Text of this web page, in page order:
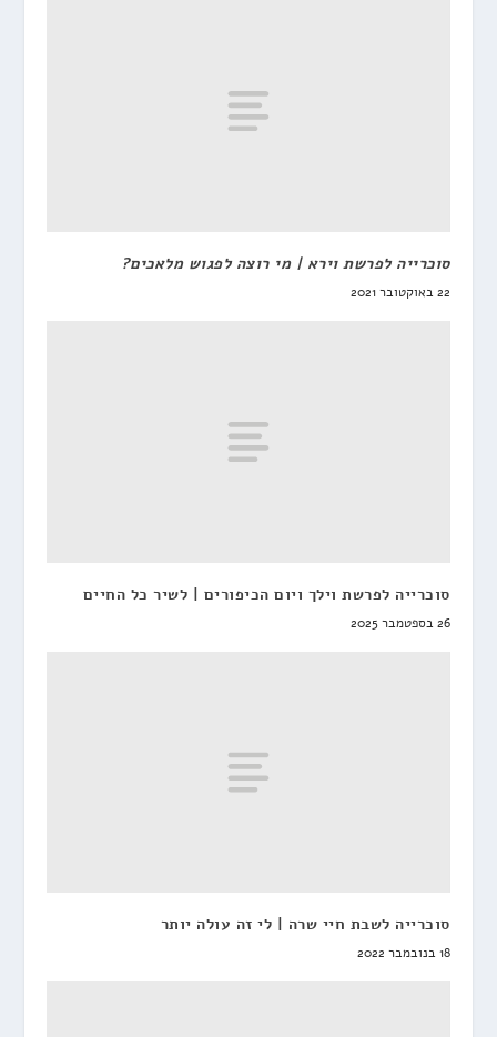
סוכרייה לפרשת וירא | מי רוצה לפגוש מלאכים?
22 באוקטובר 2021
סוכרייה לפרשת וילך ויום הכיפורים | לשיר כל החיים
26 בספטמבר 2025
סוכרייה לשבת חיי שרה | לי זה עולה יותר
18 בנובמבר 2022